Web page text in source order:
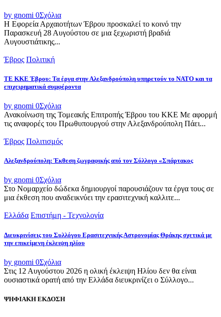
by gnomi 0Σχόλια
Η Εφορεία Αρχαιοτήτων Έβρου προσκαλεί το κοινό την
Παρασκευή 28 Αυγούστου σε μια ξεχωριστή βραδιά
Αυγουστιάτικης...
Έβρος Πολιτική
ΤΕ ΚΚΕ Έβρου: Τα έργα στην Αλεξανδρούπολη υπηρετούν το ΝΑΤΟ και τα
επιχειρηματικά συμφέροντα
by gnomi 0Σχόλια
Ανακοίνωση της Τομεακής Επιτροπής Έβρου του ΚΚΕ Με αφορμή
τις αναφορές του Πρωθυπουργού στην Αλεξανδρούπολη Πάει...
Έβρος Πολιτισμός
Αλεξανδρούπολη: Έκθεση ζωγραφικής από τον Σύλλογο «Σπάρτακος
by gnomi 0Σχόλια
Στο Νομαρχείο δώδεκα δημιουργοί παρουσιάζουν τα έργα τους σε
μια έκθεση που αναδεικνύει την ερασιτεχνική καλλιτε...
Ελλάδα Επιστήμη - Τεχνολογία
Διευκρινίσεις του Συλλόγου Ερασιτεχνικής Αστρονομίας Θράκης σχετικά με
την επικείμενη έκλειψη ηλίου
by gnomi 0Σχόλια
Στις 12 Αυγούστου 2026 η ολική έκλειψη Ηλίου δεν θα είναι
ουσιαστικά ορατή από την Ελλάδα διευκρινίζει ο Σύλλογο...
ΨΗΦΙΑΚΗ ΕΚΔΟΣΗ